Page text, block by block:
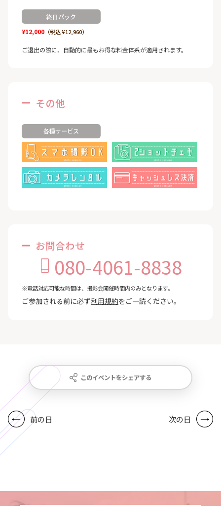
終日パック
¥12,000（税込 ¥12,960）
ご退出の際に、自動的に最もお得な料金体系が適用されます。
その他
各種サービス
お問合わせ
080-4061-8838
※電話対応可能な時間は、撮影会開催時間内のみとなります。
ご参加される前に必ず利用規約をご一読ください。
このイベントをシェアする
前の日 次の日